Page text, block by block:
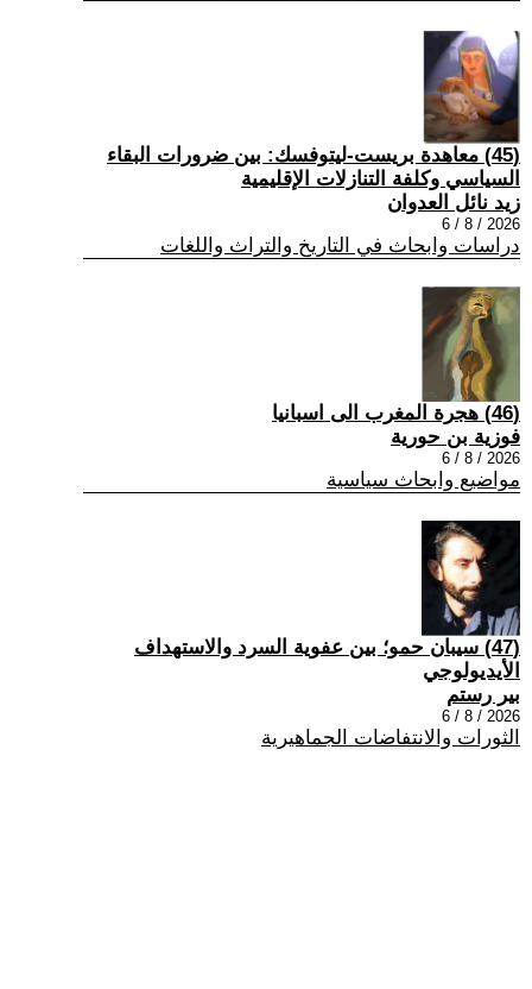
(45) معاهدة بريست-ليتوفسك: بين ضرورات البقاء
السياسي وكلفة التنازلات الإقليمية
زيد نائل العدوان
2026 / 8 / 6
دراسات وابحاث في التاريخ والتراث واللغات
(46) هجرة المغرب الى اسبانيا
فوزية بن حورية
2026 / 8 / 6
مواضيع وابحاث سياسية
(47) سيبان حمو؛ بين عفوية السرد والاستهداف
الأيديولوجي
بير رستم
2026 / 8 / 6
الثورات والانتفاضات الجماهيرية